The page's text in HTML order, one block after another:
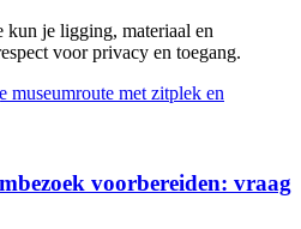
kun je ligging, materiaal en
voor privacy en toegang.
voorbereiden: vraag